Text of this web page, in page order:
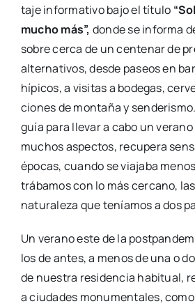
ta­je infor­ma­ti­vo bajo el títu­lo
mucho más”, don­de se infor­ma
sobre cer­ca de un cen­te­nar de
alter­na­ti­vos, des­de paseos en
hípi­cos, a visi­tas a bode­gas,
cio­nes de mon­ta­ña y
guía para lle­var a cabo un
muchos aspec­tos, recu­pe­ra
épo­cas, cuan­do se via­ja­ba
trá­ba­mos con lo más cer­cano,
natu­ra­le­za que tenía­mos a dos
Un verano este de la
los de antes, a menos de una o
de nues­tra resi­den­cia habi­tual,
a ciu­da­des monu­men­ta­les, como